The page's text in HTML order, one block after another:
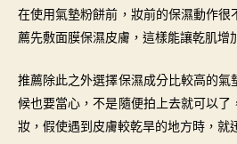
在使用氣墊粉餅前，妝前的保濕動作很
薦先敷面膜保濕皮膚，這樣能讓乾肌增
推薦除此之外選擇保濕成分比較高的氣
候也要當心，不是隨便拍上去就可以了
妝，假使遇到皮膚較乾旱的地方時，就